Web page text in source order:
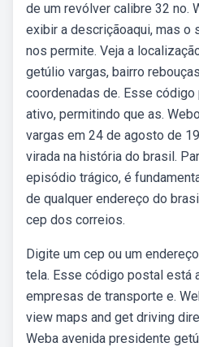
de um revólver calibre 32 no.
exibir a descriçãoaqui, mas o
nos permite. Veja a
getúlio vargas, bairro
coordenadas de. Esse
ativo, permitindo que as.
vargas em 24 de agosto de
virada na história do brasil.
episódio trágico, é
de qualquer endereço do
cep dos correios.
Digite um cep ou um
tela. Esse código postal está
empresas de transporte e.
view maps and get driving
Weba avenida presidente